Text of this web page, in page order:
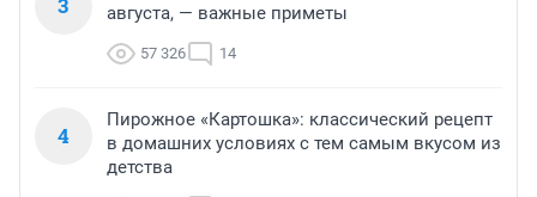
августа, — важные приметы
57 326 14
4
Пирожное «Картошка»: классический рецепт
в домашних условиях с тем самым вкусом из
детства